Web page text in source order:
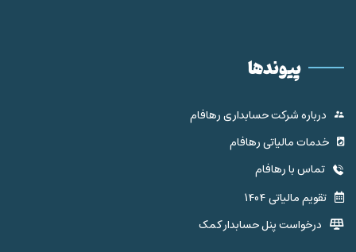
پیوندها
درباره شرکت حسابداری رهافام
خدمات مالیاتی رهافام
تماس با رهافام
تقویم مالیاتی 1404
درخواست پنل حسابدار کمک